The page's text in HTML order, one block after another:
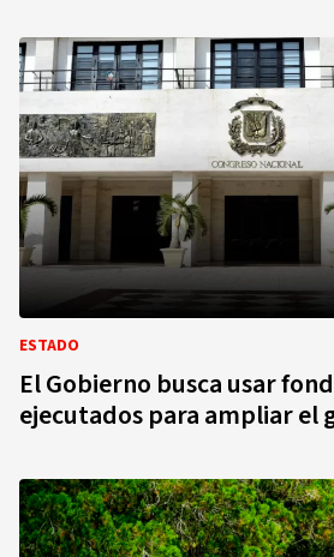
ESTADO
El Gobierno busca usar
ejecutados para ampliar el